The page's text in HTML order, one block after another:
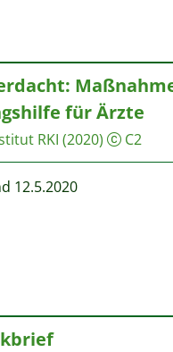
für Ärzte
RKI (2020) C2
12.5.2020